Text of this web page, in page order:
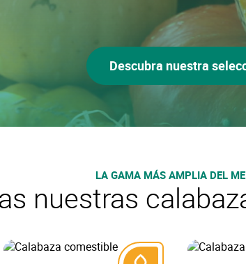
Descubra nuestra
LA GAMA MÁS AMPLIA DEL
nuestras